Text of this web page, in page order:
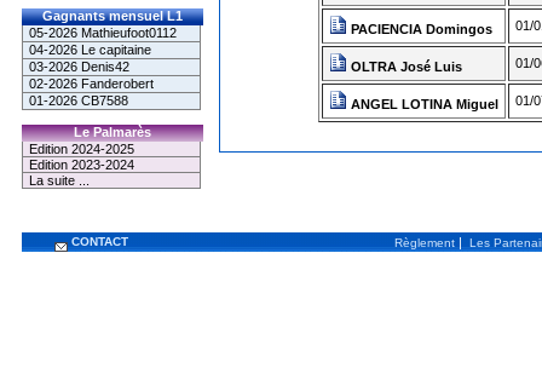
Gagnants mensuel L1
05-2026 Mathieufoot0112
04-2026 Le capitaine
03-2026 Denis42
02-2026 Fanderobert
01-2026 CB7588
Le Palmarès
Edition 2024-2025
Edition 2023-2024
La suite ...
PACIENCIA Domingos 01/
OLTRA José Luis 01/
ANGEL LOTINA Miguel 01/
CONTACT Règlement | Les